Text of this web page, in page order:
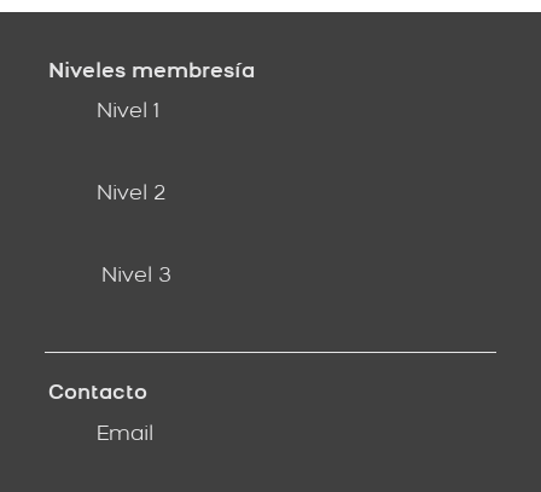
Niveles membresía
Nivel 1
Nivel 2
Nivel 3
Contacto
Email